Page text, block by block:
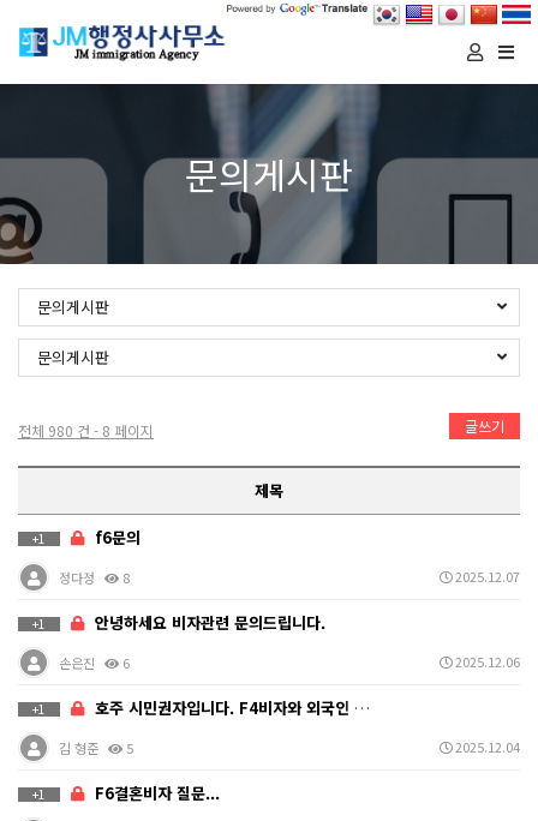
문의게시판
문의게시판
문의게시판
전체 980 건 - 8 페이지 글쓰기
제목
+1 f6문의
정다정 8 2025.12.07
+1 안녕하세요 비자관련 문의드립니다.
손은진 6 2025.12.06
+1 호주 시민권자입니다. F4비자와 외국인 거소증에 필요한…
김 형준 5 2025.12.04
+1 F6결혼비자 질문...